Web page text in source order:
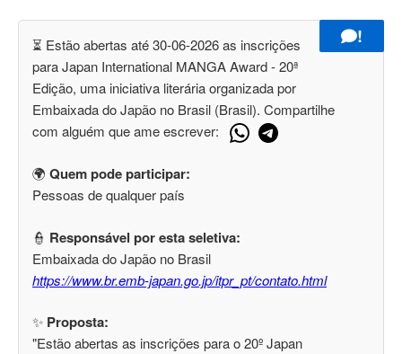
!
⏳ Estão abertas até 30-06-2026 as inscrições
para Japan International MANGA Award - 20ª
Edição, uma iniciativa literária organizada por
Embaixada do Japão no Brasil (Brasil). Compartilhe
com alguém que ame escrever:
🌍 Quem pode participar:
Pessoas de qualquer país
👮 Responsável por esta seletiva:
Embaixada do Japão no Brasil
https://www.br.emb-japan.go.jp/itpr_pt/contato.html
✨ Proposta:
"Estão abertas as inscrições para o 20º Japan